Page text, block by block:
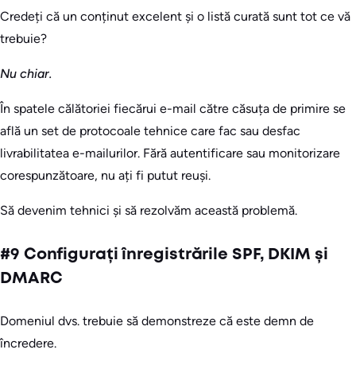
Credeți că un conținut excelent și o listă curată sunt tot ce vă
trebuie?
Nu chiar.
În spatele călătoriei fiecărui e-mail către căsuța de primire se
află un set de protocoale tehnice care fac sau desfac
livrabilitatea e-mailurilor. Fără autentificare sau monitorizare
corespunzătoare, nu ați fi putut reuși.
Să devenim tehnici și să rezolvăm această problemă.
#9 Configurați înregistrările SPF, DKIM și
DMARC
Domeniul dvs. trebuie să demonstreze că este demn de
încredere.